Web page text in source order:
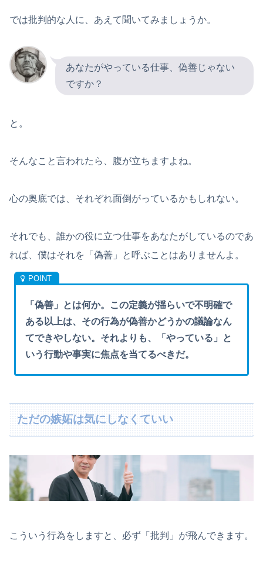
では批判的な人に、あえて聞いてみましょうか。
あなたがやっている仕事、偽善じゃない
ですか？
と。
そんなこと言われたら、腹が立ちますよね。
心の奥底では、それぞれ面倒がっているかもしれない。
それでも、誰かの役に立つ仕事をあなたがしているのであ
れば、僕はそれを「偽善」と呼ぶことはありませんよ。
「偽善」とは何か。この定義が揺らいで不明確で
ある以上は、その行為が偽善かどうかの議論なん
てできやしない。それよりも、「やっている」と
いう行動や事実に焦点を当てるべきだ。
ただの嫉妬は気にしなくていい
こういう行為をしますと、必ず「批判」が飛んできます。